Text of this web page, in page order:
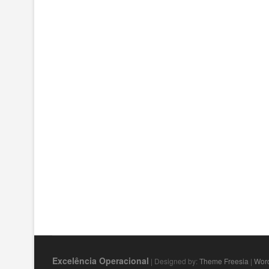
Excelência Operacional | Designed by: Theme Freesia |